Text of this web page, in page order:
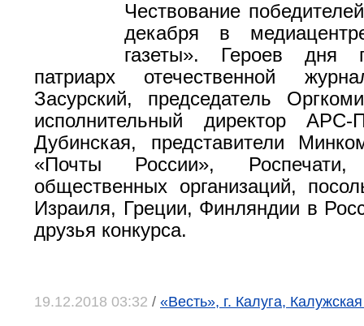
Чествование
декабря в
газеты». Героев дня
патриарх отечественной
Засурский, председатель
исполнительный директор
Дубинская, представители
«Почты России», Роспечати,
общественных организаций,
Израиля, Греции, Финляндии в
друзья конкурса.
19.12.2018 03:32 / «Весть», г. Калуга,